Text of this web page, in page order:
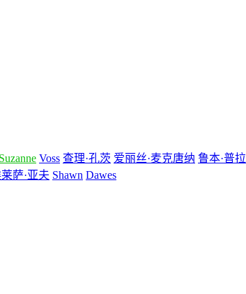
Suzanne Voss 查理·孔茨 爱丽丝·麦克唐纳 鲁本·普拉
萨·亚夫 Shawn Dawes